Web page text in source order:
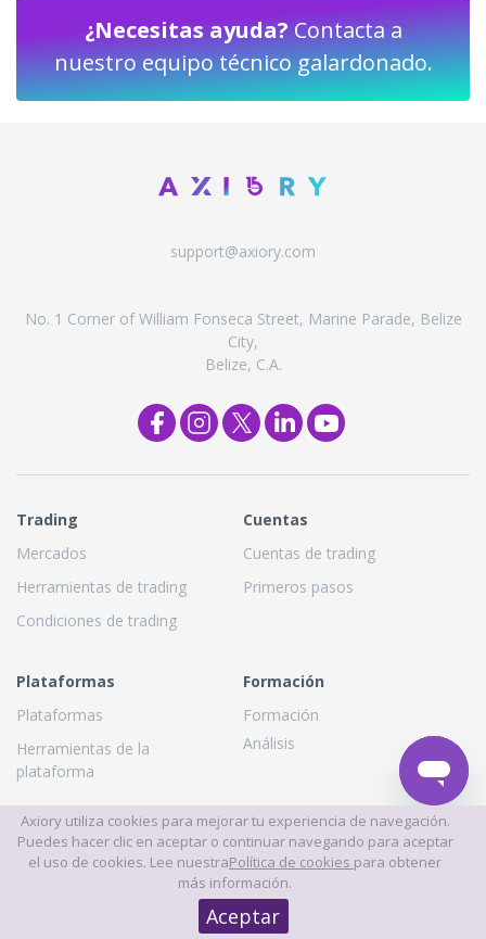
¿Necesitas ayuda?Contacta a
nuestro equipo técnico galardonado.
support@axiory.com
No. 1 Corner of William Fonseca Street, Marine Parade, Belize
City,
Belize, C.A.
Trading
Mercados
Herramientas de trading
Condiciones de trading
Cuentas
Cuentas de trading
Primeros pasos
Plataformas
Plataformas
Herramientas de la
plataforma
Formación
Formación
Análisis
Sobre nosotros
Asociaciones
Socios
Axiory utiliza cookies para mejorar tu experiencia de navegación.
Puedes hacer clic en aceptar o continuar navegando para aceptar
el uso de cookies. Lee nuestraPolítica de cookies para obtener
más información.
Aceptar